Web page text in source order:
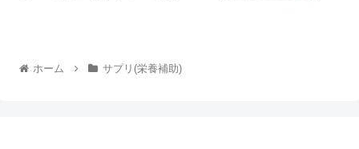
ホーム サプリ(栄養補助)